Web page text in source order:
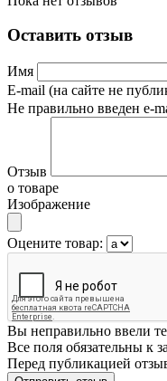
Оставить отзыв
Имя
E-mail (на сайте не
Не правильно введен e-
Отзыв
о товаре
Изображение
Оцените товар:
Вы неправильно ввели
Все поля обязательны к
Перед публикацией